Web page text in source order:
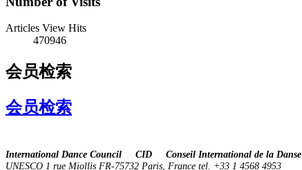
Articles View Hits
470946
会员检索
会员检索
International Dance Council CID Conseil International de la Danse
UNESCO 1 rue Miollis FR-75732 Paris, France tel. +33 1 4568 4953